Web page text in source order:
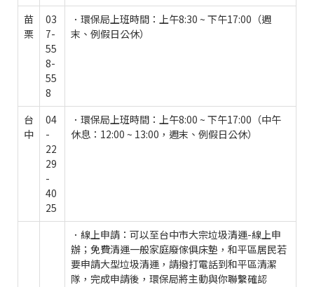
苗
栗
03
7-
55
8-
55
8
．環保局上班時間：上午8:30 ~ 下午17:00（週
末、例假日公休）
台
中
04
-
22
29
-
40
25
．環保局上班時間：上午8:00 ~ 下午17:00（中午
休息：12:00 ~ 13:00，週末、例假日公休）
．線上申請：可以至台中市大宗垃圾清運-線上申
辦；免費清運一般家庭廢傢俱床墊，和平區居民若
要申請大型垃圾清運，請撥打電話到和平區清潔
隊，完成申請後，環保局將主動與你聯繫確認